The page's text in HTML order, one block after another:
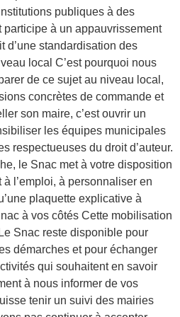
publiques à des
à un appauvrissement
d’une standardisation des
local C’est pourquoi nous
de ce sujet au niveau local,
concrètes de commande et
son maire, c’est ouvrir un
les équipes municipales
respectueuses du droit d’auteur.
le Snac met à votre disposition
l’emploi, à personnaliser en
plaquette explicative à
à vos côtés Cette mobilisation
Snac reste disponible pour
démarches et pour échanger
qui souhaitent en savoir
à nous informer de vos
tenir un suivi des mairies